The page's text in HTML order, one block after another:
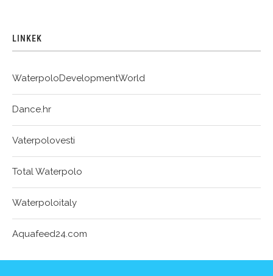
LINKEK
WaterpoloDevelopmentWorld
Dance.hr
Vaterpolovesti
Total Waterpolo
Waterpoloitaly
Aquafeed24.com